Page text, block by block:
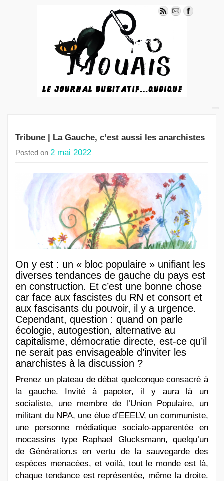
Tribune | La Gauche, c’est aussi les anarchistes
Posted on 2 mai 2022
On y est : un « bloc populaire » unifiant les
diverses tendances de gauche du pays est
en construction. Et c’est une bonne chose
car face aux fascistes du RN et consort et
aux fascisants du pouvoir, il y a urgence.
Cependant, question : quand on parle
écologie, autogestion, alternative au
capitalisme, démocratie directe, est-ce qu’il
ne serait pas envisageable d’inviter les
anarchistes à la discussion ?
Prenez un plateau de débat quelconque consacré à
la gauche. Invité à papoter, il y aura là un
socialiste, une membre de l’Union Populaire, un
militant du NPA, une élue d’EEELV, un communiste,
une personne médiatique socialo-apparentée en
mocassins type Raphael Glucksmann, quelqu’un
de Génération.s en vertu de la sauvegarde des
espèces menacées, et voilà, tout le monde est là,
chaque tendance est représentée, même la droite.